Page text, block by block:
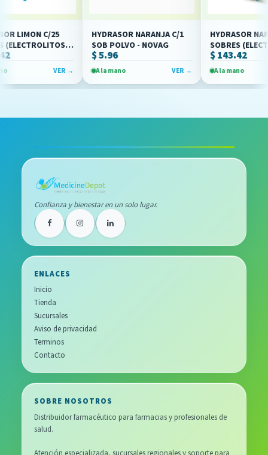
C/25
VER →
HYDRASOR NARANJA C/1
SOB POLVO - NOVAG
$ 5.96
A la mano VER →
HYDRASOR
SOBRES
ORALES)(NOVAG)
$ 143.42
A la mano
Confianza y bienestar en un solo lugar.
ENLACES
Inicio
Tienda
Sucursales
Aviso de privacidad
Terminos
Contacto
SOBRE NOSOTROS
Distribuidor farmacéutico para farmacias y profesionales de
salud.
Atención especializada, sucursales regionales y soporte para